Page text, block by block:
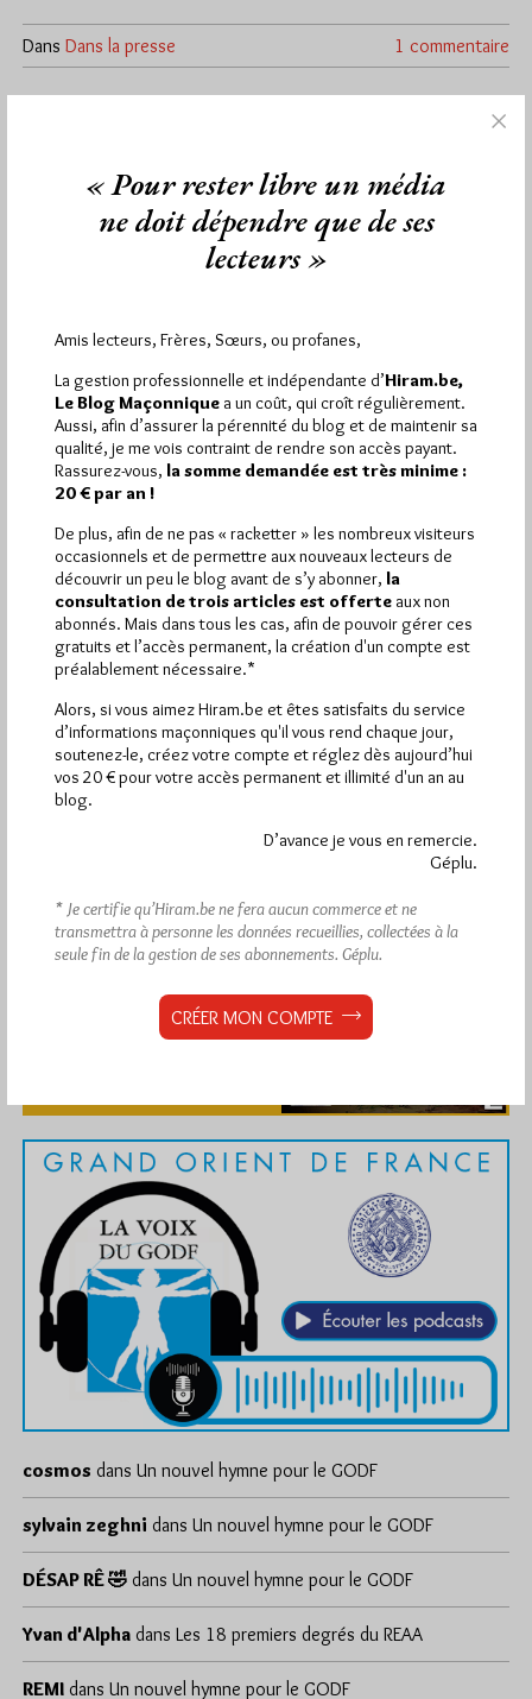
Dans Dans la presse 1 commentaire
Hier jeudi 6 août 2026, Hiram.be a reçu 1 672 visites
2 608 pagesont été lues (Source : Pirsch.io)
Plus d’informations
Abonnement aux Newsletters - RSS
cosmos dans Un nouvel hymne pour le GODF
sylvain zeghni dans Un nouvel hymne pour le GODF
DÉSAP RÊ 🤣 dans Un nouvel hymne pour le GODF
Yvan d'Alpha dans Les 18 premiers degrés du REAA
REMI dans Un nouvel hymne pour le GODF
« Pour rester libre un média
ne doit dépendre que de ses
lecteurs »
Amis lecteurs, Frères, Sœurs, ou profanes,
La gestion professionnelle et indépendante d’Hiram.be,
Le Blog Maçonnique a un coût, qui croît régulièrement.
Aussi, afin d’assurer la pérennité du blog et de maintenir sa
qualité, je me vois contraint de rendre son accès payant.
Rassurez-vous, la somme demandée est très minime :
20 € par an !
De plus, afin de ne pas « racketter » les nombreux visiteurs
occasionnels et de permettre aux nouveaux lecteurs de
découvrir un peu le blog avant de s’y abonner, la
consultation de trois articles est offerte aux non
abonnés. Mais dans tous les cas, afin de pouvoir gérer ces
gratuits et l’accès permanent, la création d'un compte est
préalablement nécessaire.*
Alors, si vous aimez Hiram.be et êtes satisfaits du service
d’informations maçonniques qu'il vous rend chaque jour,
soutenez-le, créez votre compte et réglez dès aujourd’hui
vos 20 € pour votre accès permanent et illimité d'un an au
blog.
D’avance je vous en remercie.
Géplu.
* Je certifie qu’Hiram.be ne fera aucun commerce et ne
transmettra à personne les données recueillies, collectées à la
seule fin de la gestion de ses abonnements. Géplu.
CRÉER MON COMPTE